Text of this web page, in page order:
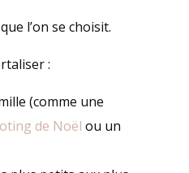
l’on se choisit.
:
(comme une
de Noël ou un